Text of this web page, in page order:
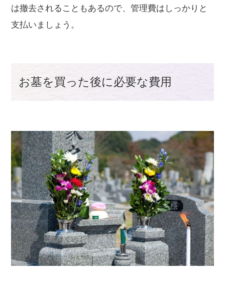
は撤去されることもあるので、管理費はしっかりと
支払いましょう。
お墓を買った後に必要な費用